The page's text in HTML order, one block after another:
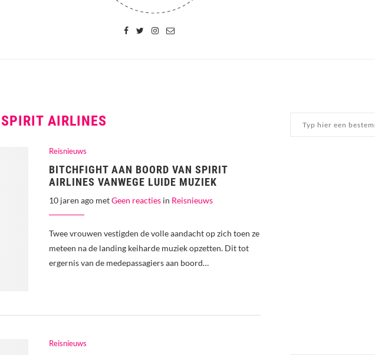
SPIRIT AIRLINES
Reisnieuws
BITCHFIGHT AAN BOORD VAN SPIRIT
AIRLINES VANWEGE LUIDE MUZIEK
10 jaren ago metGeen reacties in Reisnieuws
Twee vrouwen vestigden de volle aandacht op zich toen ze
meteen na de landing keiharde muziek opzetten. Dit tot
ergernis van de medepassagiers aan boord…
Reisnieuws